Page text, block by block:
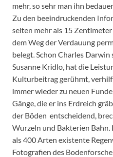
mehr, so sehr man ihn
Zu den beeindruckenden
selten mehr als 15
dem Weg der Verdauung
belegt. Schon Charles
Susanne Kridlo, hat die
Kulturbeitrag gerühmt,
immer wieder zu neuen
Gänge, die er ins Erdreich
der Böden entscheidend,
Wurzeln und Bakterien
als 400 Arten existente
Fotografien des